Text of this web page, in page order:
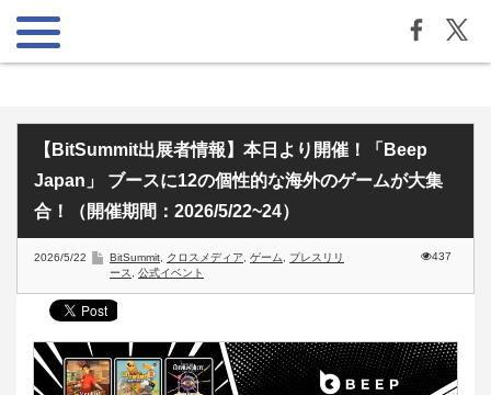
【BitSummit出展者情報】本日より開催！「Beep
Japan」 ブースに12の個性的な海外のゲームが大集
合！（開催期間：2026/5/22~24）
2026/5/22 BitSummit クロスメディア ゲーム
プレスリリ
ース
公式イベント
437